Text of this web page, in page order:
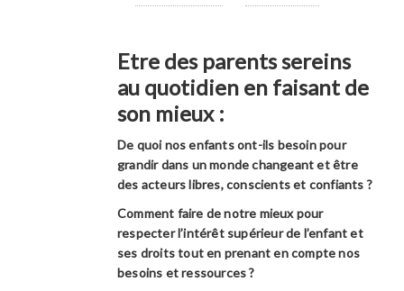
Etre des parents sereins
au quotidien en faisant de
son mieux :
De quoi nos enfants ont-ils besoin pour
grandir dans un monde changeant et être
des acteurs libres, conscients et confiants ?
Comment faire de notre mieux pour
respecter l’intérêt supérieur de l’enfant et
ses droits tout en prenant en compte nos
besoins et ressources ?